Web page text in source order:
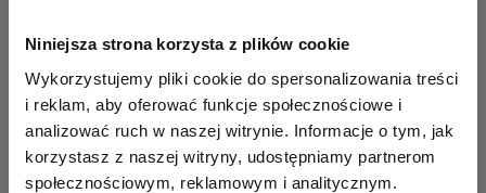
Niniejsza strona korzysta z plików cookie
Wykorzystujemy pliki cookie do spersonalizowania treści
i reklam, aby oferować funkcje społecznościowe i
analizować ruch w naszej witrynie. Informacje o tym, jak
korzystasz z naszej witryny, udostępniamy partnerom
społecznościowym, reklamowym i analitycznym.
36 MINUT Opole
ul. Grota Roweckiego 2
45-267 Opole
Zapisz mnie
36 MINUT Orunia Górna